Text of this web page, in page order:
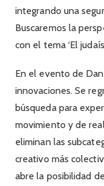
integrando una
Buscaremos la
con el tema ‘El
En el evento de
innovaciones. Se
búsqueda para
movimiento y de
eliminan las
creativo más
abre la posibilidad